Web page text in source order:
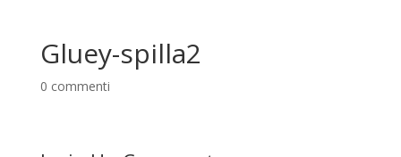
Gluey-spilla2
0 commenti